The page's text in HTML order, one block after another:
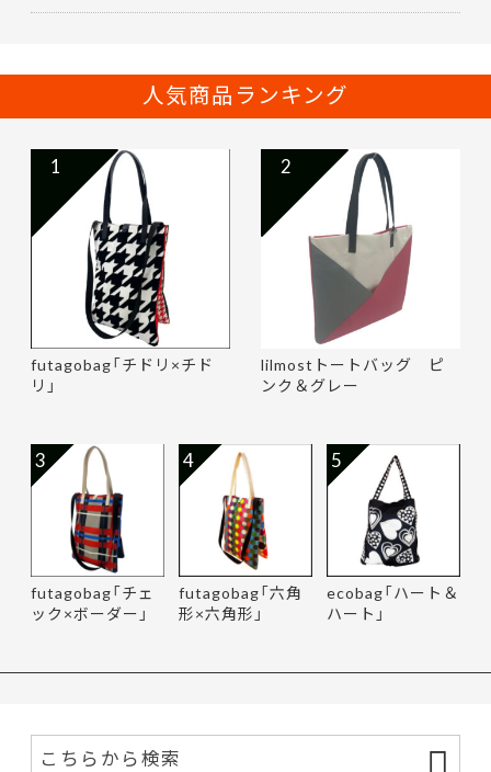
人気商品ランキング
futagobag「チドリ×チド
リ」
1
lilmostトートバッグ ピ
ンク＆グレー
2
futagobag「チェ
ック×ボーダー」
3
futagobag「六角
形×六角形」
4
ecobag「ハート＆
ハート」
5